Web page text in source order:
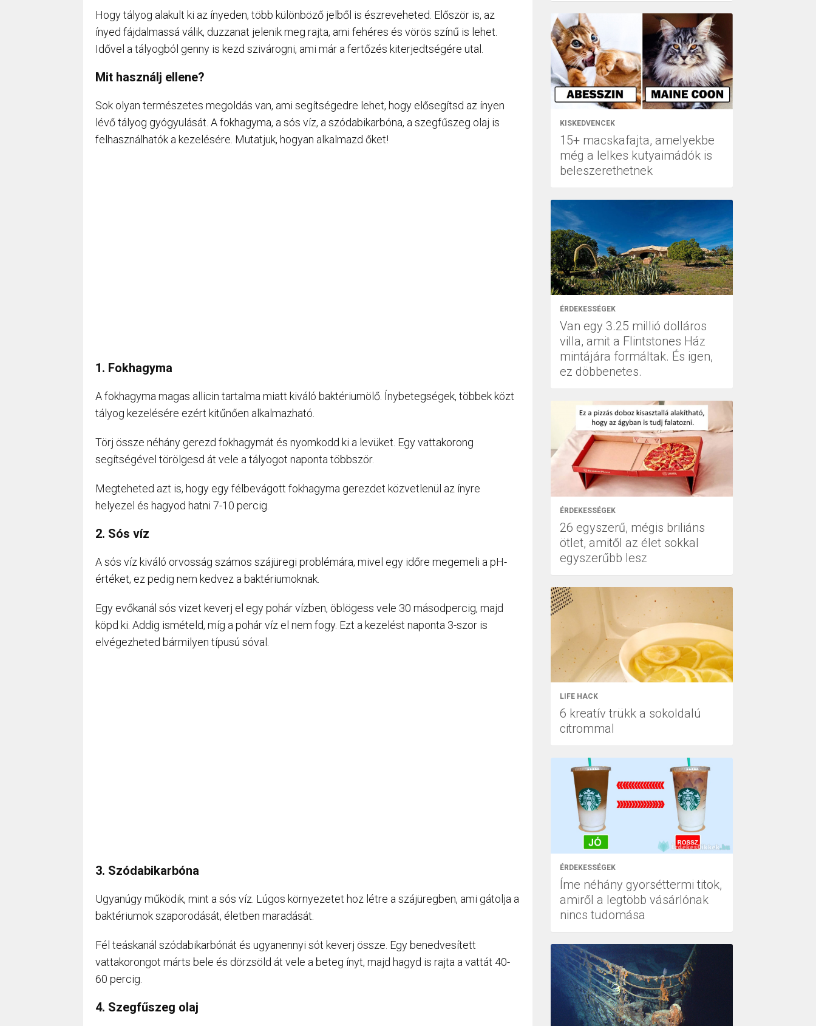
Hogy tályog alakult ki az ínyeden, több különböző jelből is észreveheted. Először is, az
ínyed fájdalmassá válik, duzzanat jelenik meg rajta, ami fehéres és vörös színű is lehet.
Idővel a tályogból genny is kezd szivárogni, ami már a fertőzés kiterjedtségére utal.
Mit használj ellene?
Sok olyan természetes megoldás van, ami segítségedre lehet, hogy elősegítsd az ínyen
lévő tályog gyógyulását. A fokhagyma, a sós víz, a szódabikarbóna, a szegfűszeg olaj is
felhasználhatók a kezelésére. Mutatjuk, hogyan alkalmazd őket!
1. Fokhagyma
A fokhagyma magas allicin tartalma miatt kiváló baktériumölő. Ínybetegségek, többek közt
tályog kezelésére ezért kitűnően alkalmazható.
Törj össze néhány gerezd fokhagymát és nyomkodd ki a levüket. Egy vattakorong
segítségével törölgesd át vele a tályogot naponta többször.
Megteheted azt is, hogy egy félbevágott fokhagyma gerezdet közvetlenül az ínyre
helyezel és hagyod hatni 7-10 percig.
2. Sós víz
A sós víz kiváló orvosság számos szájüregi problémára, mivel egy időre megemeli a pH-
értéket, ez pedig nem kedvez a baktériumoknak.
Egy evőkanál sós vizet keverj el egy pohár vízben, öblögess vele 30 másodpercig, majd
köpd ki. Addig ismételd, míg a pohár víz el nem fogy. Ezt a kezelést naponta 3-szor is
elvégezheted bármilyen típusú sóval.
3. Szódabikarbóna
Ugyanúgy működik, mint a sós víz. Lúgos környezetet hoz létre a szájüregben, ami gátolja a
baktériumok szaporodását, életben maradását.
Fél teáskanál szódabikarbónát és ugyanennyi sót keverj össze. Egy benedvesített
vattakorongot márts bele és dörzsöld át vele a beteg ínyt, majd hagyd is rajta a vattát 40-
60 percig.
4. Szegfűszeg olaj
KISKEDVENCEK
15+ macskafajta, amelyekbe
még a lelkes kutyaimádók is
beleszerethetnek
ÉRDEKESSÉGEK
Van egy 3.25 millió dolláros
villa, amit a Flintstones Ház
mintájára formáltak. És igen,
ez döbbenetes.
ÉRDEKESSÉGEK
26 egyszerű, mégis briliáns
ötlet, amitől az élet sokkal
egyszerűbb lesz
LIFE HACK
6 kreatív trükk a sokoldalú
citrommal
ÉRDEKESSÉGEK
Íme néhány gyorséttermi titok,
amiről a legtöbb vásárlónak
nincs tudomása